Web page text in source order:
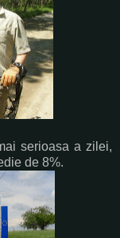
serioasa a zilei,
de 8%.